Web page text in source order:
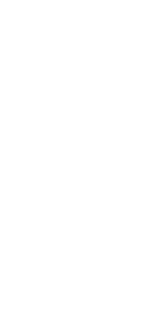
共用任何資料或其他內
收件者傳送大量通訊或
、使用或出售「軟體」
人散布、發布、複製、
務」。閣下不得對本軟
編譯、反組譯、修改或
適用法律明確允許的範
體」和「服務」的任何
體複本數量不得超過本
量。
賃和/或借出「軟體」或
給予或開放服務，作為
供應商或服務處安排之
這麼做。
犯第三方之智慧財產權